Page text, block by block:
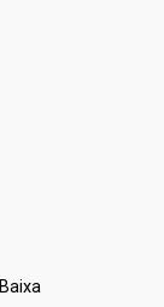
Baixa